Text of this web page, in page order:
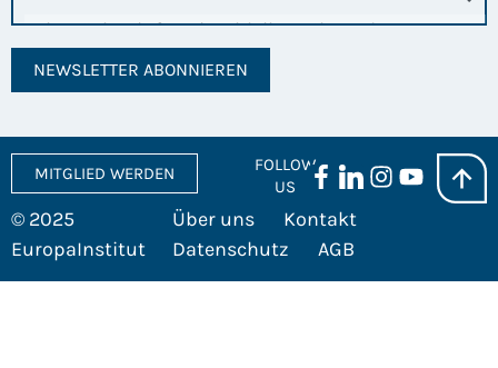
NEWSLETTER ABONNIEREN
© 2025
EuropaInstitut
Über uns
Kontakt
Datenschutz
AGB
MITGLIED WERDEN
FOLLOW
US